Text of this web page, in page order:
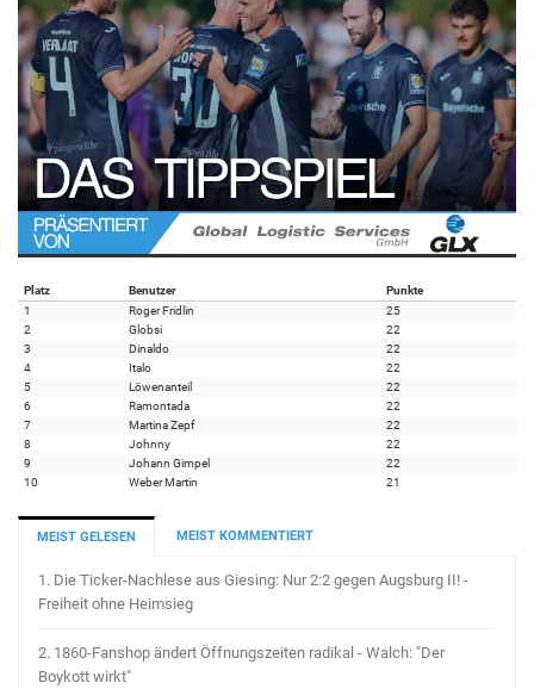
Platz Benutzer
Punkte
1
Roger Fridlin
25
2
Globsi
22
3
Dinaldo
22
4
Italo
22
5
Löwenanteil
22
6
Ramontada
22
7
Martina Zepf
22
8
Johnny
22
9
Johann Gimpel
22
10
Weber Martin 21
MEIST GELESEN MEIST KOMMENTIERT
1. Die Ticker-Nachlese aus Giesing: Nur 2:2 gegen Augsburg II! -
Freiheit ohne Heimsieg
2. 1860-Fanshop ändert Öffnungszeiten radikal - Walch: "Der
Boykott wirkt"